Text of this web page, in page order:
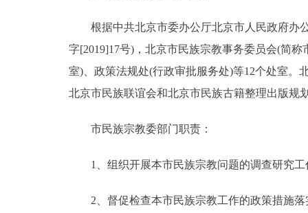
根据中共北京市委办公厅北京市人民政府办公
字[2019]17号)，北京市民族宗教事务委员会(简
室)、政策法规处(行政审批服务处)等12个处室。
北京市民族联谊会和北京市民族古籍整理出版规
市民族宗教委部门职责：
1、组织开展本市民族宗教问题的调查研究工
2、督促检查本市民族宗教工作的政策措施落